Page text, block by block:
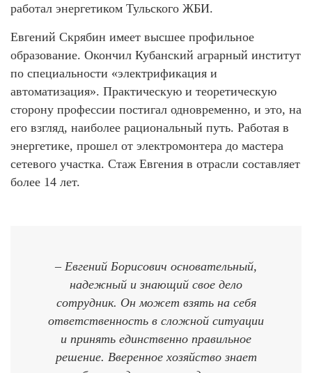
работал энергетиком Тульского ЖБИ.
Евгений Скрябин имеет высшее профильное
образование. Окончил Кубанский аграрный институт
по специальности «электрификация и
автоматизация». Практическую и теоретическую
сторону профессии постигал одновременно, и это, на
его взгляд, наиболее рациональный путь. Работая в
энергетике, прошел от электромонтера до мастера
сетевого участка. Стаж Евгения в отрасли составляет
более 14 лет.
– Евгений Борисович основательный,
надежный и знающий свое дело
сотрудник. Он может взять на себя
ответственность в сложной ситуации
и принять единственно правильное
решение. Вверенное хозяйство знает